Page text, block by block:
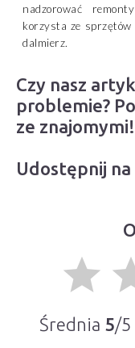
nadzorować
korzysta ze
dalmierz.
Czy nasz
problemie?
ze znajomymi!
Udostępnij na
grade
Średnia 5/5